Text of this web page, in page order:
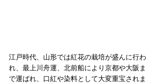
江戸時代、山形では紅花の栽培が盛んに行わ
れ、最上川舟運、北前船により京都や大阪ま
で運ばれ、口紅や染料として大変重宝されま